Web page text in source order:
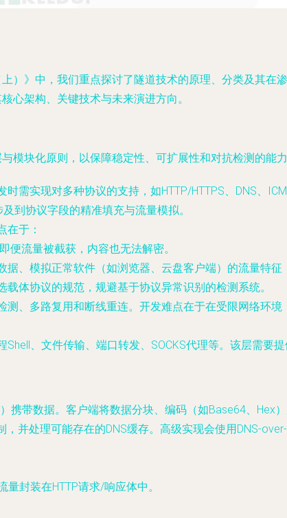
）》中，我们重点探讨了隧道技术的原理、分类及其在
心架构、关键技术与未来演进方向。
模块化原则，以保障稳定性、可扩展性和对抗检测的能力
时需实现对多种协议的支持，如HTTP/HTTPS、DNS、
到协议字段的精准填充与流量模拟。
在于：
便流量被截获，内容也无法解密。
据、模拟正常软件（如浏览器、云盘客户端）的流量特
载体协议的规范，规避基于协议异常识别的检测系统。
测、多路复用和断线重连。开发难点在于在受限网络环
Shell、文件传输、端口转发、SOCKS代理等。该层需要
携带数据。客户端将数据分块、编码（如Base64、Hex
并处理可能存在的DNS缓存。高级实现会使用DNS-
封装在HTTP请求/响应体中。